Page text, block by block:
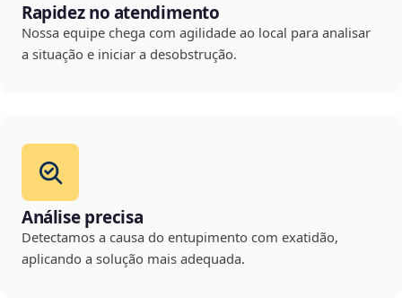
Rapidez no atendimento
Nossa equipe chega com agilidade ao local para analisar
a situação e iniciar a desobstrução.
Análise precisa
Detectamos a causa do entupimento com exatidão,
aplicando a solução mais adequada.